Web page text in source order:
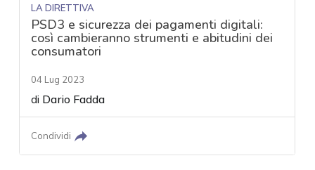
LA DIRETTIVA
PSD3 e sicurezza dei pagamenti digitali:
così cambieranno strumenti e abitudini dei
consumatori
04 Lug 2023
di Dario Fadda
Condividi